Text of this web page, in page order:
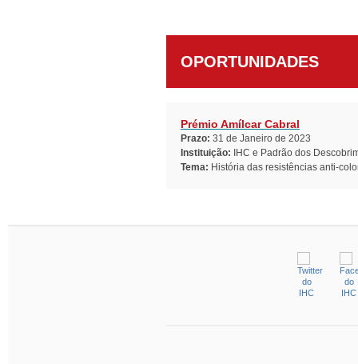
OPORTUNIDADES
Prémio Amílcar Cabral
Prazo: 31 de Janeiro de 2023
Instituição: IHC e Padrão dos
Tema: História das resistências anti-